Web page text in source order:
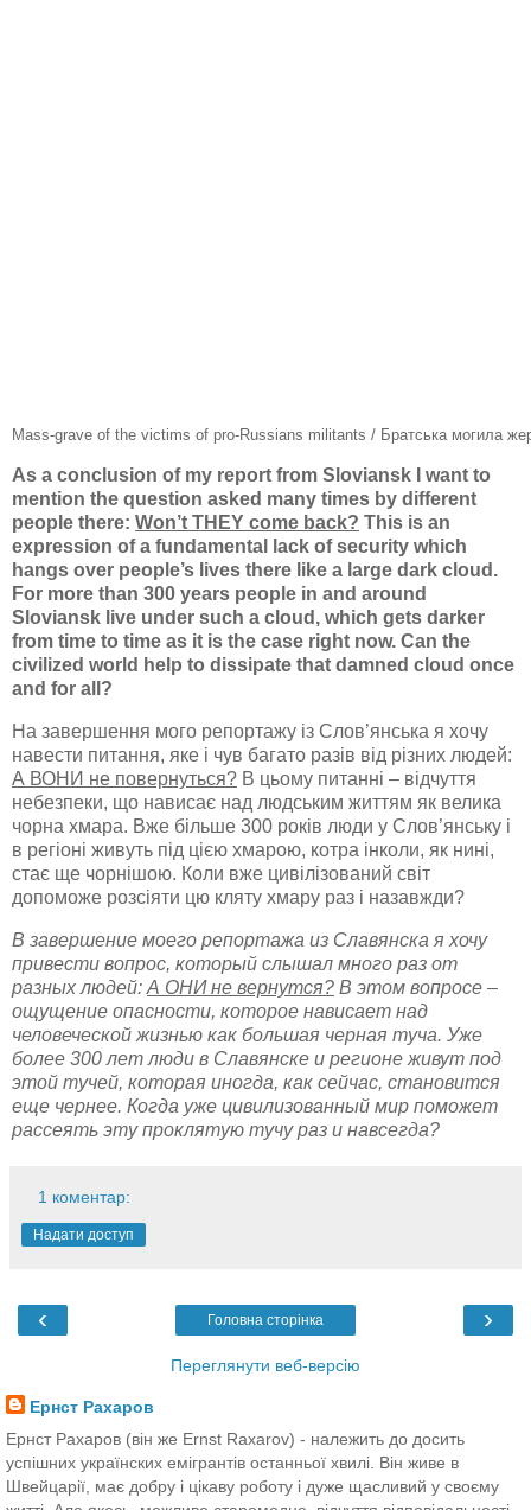
Mass-grave of the victims of pro-Russians militants / Братська могила
As a conclusion of my report from Sloviansk I want to
mention the question asked many times by different
people there: Won’t THEY come back? This is an
expression of a fundamental lack of security which
hangs over people’s lives there like a large dark cloud.
For more than 300 years people in and around
Sloviansk live under such a cloud, which gets darker
from time to time as it is the case right now. Can the
civilized world help to dissipate that damned cloud once
and for all?
На завершення мого репортажу із Слов’янська я хочу
навести питання, яке і чув багато разів від різних людей:
А ВОНИ не повернуться? В цьому питанні – відчуття
небезпеки, що нависає над людським життям як велика
чорна хмара. Вже більше 300 років люди у Слов’янську і
в регіоні живуть під цією хмарою, котра інколи, як нині,
стає ще чорнішою. Коли вже цивілізований світ
допоможе розсіяти цю кляту хмару раз і назавжди?
В завершение моего репортажа из Славянска я хочу
привести вопрос, который слышал много раз от
разных людей: А ОНИ не вернутся? В этом вопросе –
ощущение опасности, которое нависает над
человеческой жизнью как большая черная туча. Уже
более 300 лет люди в Славянске и регионе живут под
этой тучей, которая иногда, как сейчас, становится
еще чернее. Когда уже цивилизованный мир поможет
рассеять эту проклятую тучу раз и навсегда?
1 коментар:
Надати доступ
‹ ›
Головна сторінка
Переглянути веб-версію
Ернст Рахаров
Ернст Рахаров (він же Ernst Raxarov) - належить до досить
успішних українских емігрантів останньої хвилі. Він живе в
Швейцарії, має добру і цікаву роботу і дуже щасливий у своєму